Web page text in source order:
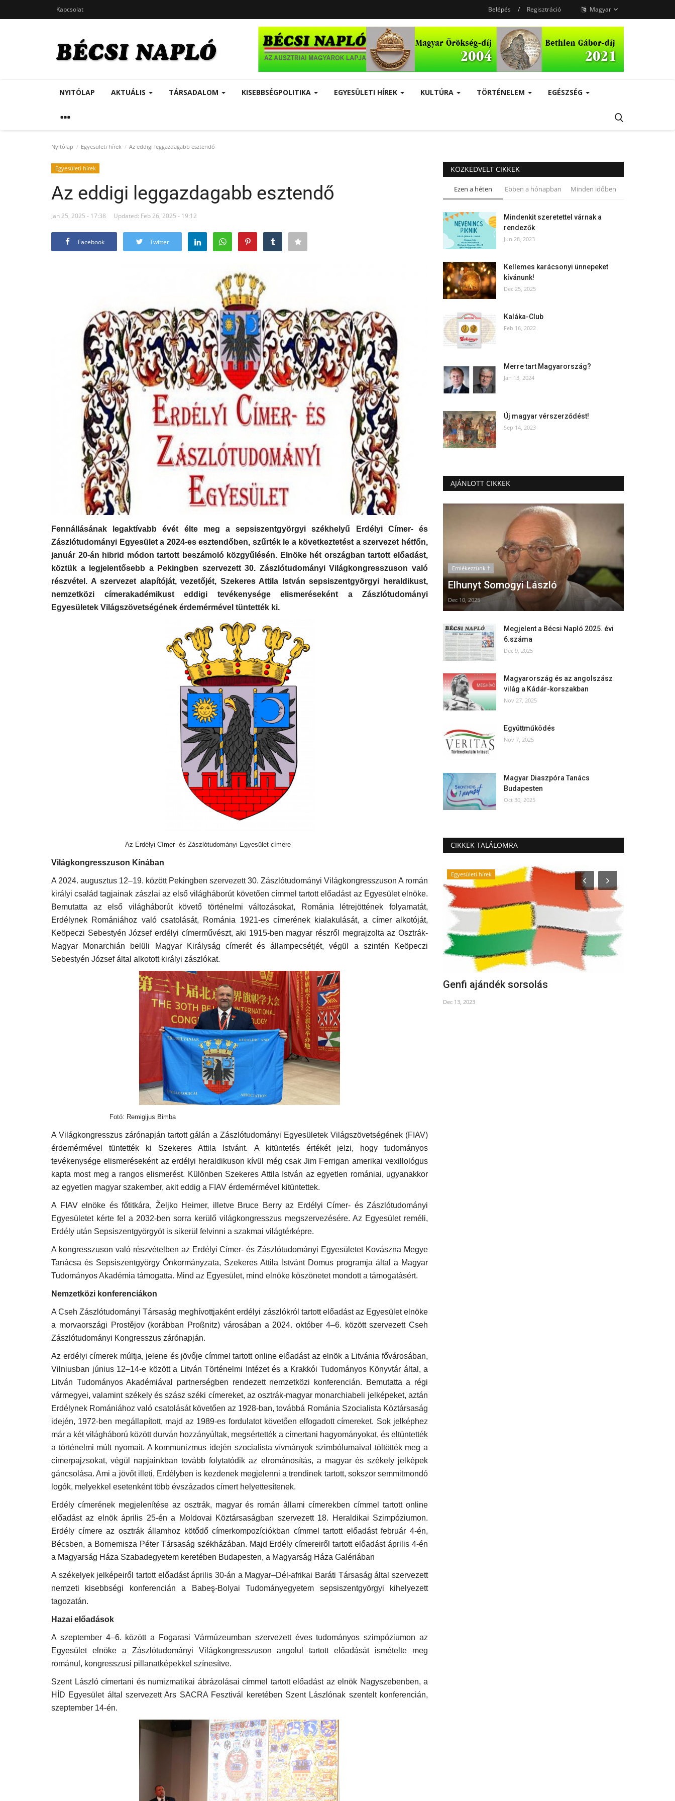
Kapcsolat Belépés / Regisztráció Magyar
NYITÓLAP AKTUÁLIS TÁRSADALOM KISEBBSÉGPOLITIKA EGYESÜLETI HÍREK KULTÚRA TÖRTÉNELEM EGÉSZSÉG
Nyitólap Egyesületi hírek Az eddigi leggazdagabb esztendő
Egyesületi hírek
Az eddigi leggazdagabb esztendő
Jan 25, 2025 - 17:38 Updated: Feb 26, 2025 - 19:12
Facebook Twitter
Fennállásának legaktívabb évét élte meg a sepsiszentgyörgyi székhelyű Erdélyi Címer- és
Zászlótudományi Egyesület a 2024-es esztendőben, szűrték le a következtetést a szervezet hétfőn,
január 20-án hibrid módon tartott beszámoló közgyűlésén. Elnöke hét országban tartott előadást,
köztük a legjelentősebb a Pekingben szervezett 30. Zászlótudományi Világkongresszuson való
részvétel. A szervezet alapítóját, vezetőjét, Szekeres Attila István sepsiszentgyörgyi heraldikust,
nemzetközi címerakadémikust eddigi tevékenysége elismeréseként a Zászlótudományi
Egyesületek Világszövetségének érdemérmével tüntették ki.
Az Erdélyi Címer- és Zászlótudományi Egyesület címere
Világkongresszuson Kínában
A 2024. augusztus 12–19. között Pekingben szervezett 30. Zászlótudományi Világkongresszuson A román
királyi család tagjainak zászlai az első világháborút követően címmel tartott előadást az Egyesület elnöke.
Bemutatta az első világháborút követő történelmi változásokat, Románia létrejöttének folyamatát,
Erdélynek Romániához való csatolását, Románia 1921-es címerének kialakulását, a címer alkotóját,
Keöpeczi Sebestyén József erdélyi címerművészt, aki 1915-ben magyar részről megrajzolta az Osztrák-
Magyar Monarchián belüli Magyar Királyság címerét és állampecsétjét, végül a szintén Keöpeczi
Sebestyén József által alkotott királyi zászlókat.
Fotó: Remigijus Bimba
A Világkongresszus zárónapján tartott gálán a Zászlótudományi Egyesületek Világszövetségének (FIAV)
érdemérmével tüntették ki Szekeres Attila Istvánt. A kitüntetés értékét jelzi, hogy tudományos
tevékenysége elismeréseként az erdélyi heraldikuson kívül még csak Jim Ferrigan amerikai vexillológus
kapta most meg a rangos elismerést. Különben Szekeres Attila István az egyetlen romániai, ugyanakkor
az egyetlen magyar szakember, akit eddig a FIAV érdemérmével kitüntettek.
A FIAV elnöke és főtitkára, Željko Heimer, illetve Bruce Berry az Erdélyi Címer- és Zászlótudományi
Egyesületet kérte fel a 2032-ben sorra kerülő világkongresszus megszervezésére. Az Egyesület reméli,
Erdély után Sepsiszentgyörgyöt is sikerül felvinni a szakmai világtérképre.
A kongresszuson való részvételben az Erdélyi Címer- és Zászlótudományi Egyesületet Kovászna Megye
Tanácsa és Sepsiszentgyörgy Önkormányzata, Szekeres Attila Istvánt Domus programja által a Magyar
Tudományos Akadémia támogatta. Mind az Egyesület, mind elnöke köszönetet mondott a támogatásért.
Nemzetközi konferenciákon
A Cseh Zászlótudományi Társaság meghívottjaként erdélyi zászlókról tartott előadást az Egyesület elnöke
a morvaországi Prostějov (korábban Proßnitz) városában a 2024. október 4–6. között szervezett Cseh
Zászlótudományi Kongresszus zárónapján.
Az erdélyi címerek múltja, jelene és jövője címmel tartott online előadást az elnök a Litvánia fővárosában,
Vilniusban június 12–14-e között a Litván Történelmi Intézet és a Krakkói Tudományos Könyvtár által, a
Litván Tudományos Akadémiával partnerségben rendezett nemzetközi konferencián. Bemutatta a régi
vármegyei, valamint székely és szász széki címereket, az osztrák-magyar monarchiabeli jelképeket, aztán
Erdélynek Romániához való csatolását követően az 1928-ban, továbbá Románia Szocialista Köztársaság
idején, 1972-ben megállapított, majd az 1989-es fordulatot követően elfogadott címereket. Sok jelképhez
már a két világháború között durván hozzányúltak, megsértették a címertani hagyományokat, és eltüntették
a történelmi múlt nyomait. A kommunizmus idején szocialista vívmányok szimbólumaival töltötték meg a
címerpajzsokat, végül napjainkban tovább folytatódik az elrománosítás, a magyar és székely jelképek
gáncsolása. Ami a jövőt illeti, Erdélyben is kezdenek megjelenni a trendinek tartott, sokszor semmitmondó
logók, melyekkel esetenként több évszázados címert helyettesítenek.
Erdély címerének megjelenítése az osztrák, magyar és román állami címerekben címmel tartott online
előadást az elnök április 25-én a Moldovai Köztársaságban szervezett 18. Heraldikai Szimpóziumon.
Erdély címere az osztrák államhoz kötődő címerkompozíciókban címmel tartott előadást február 4-én,
Bécsben, a Bornemisza Péter Társaság székházában. Majd Erdély címereiről tartott előadást április 4-én
a Magyarság Háza Szabadegyetem keretében Budapesten, a Magyarság Háza Galériában
A székelyek jelképeiről tartott előadást április 30-án a Magyar–Dél-afrikai Baráti Társaság által szervezett
nemzeti kisebbségi konferencián a Babeş-Bolyai Tudományegyetem sepsiszentgyörgyi kihelyezett
tagozatán.
Hazai előadások
A szeptember 4–6. között a Fogarasi Vármúzeumban szervezett éves tudományos szimpóziumon az
Egyesület elnöke a Zászlótudományi Világkongresszuson angolul tartott előadását ismételte meg
románul, kongresszusi pillanatképekkel színesítve.
Szent László címertani és numizmatikai ábrázolásai címmel tartott előadást az elnök Nagyszebenben, a
HÍD Egyesület által szervezett Ars SACRA Fesztivál keretében Szent Lászlónak szentelt konferencián,
szeptember 14-én.
KÖZKEDVELT CIKKEK
Ezen a héten Ebben a hónapban Minden időben
Mindenkit szeretettel várnak a
rendezők
Jun 28, 2023
Kellemes karácsonyi ünnepeket
kívánunk!
Dec 25, 2025
Kaláka-Club
Feb 16, 2022
Merre tart Magyarország?
Jan 13, 2024
Új magyar vérszerződést!
Sep 14, 2023
AJÁNLOTT CIKKEK
Emlékezzünk †
Elhunyt Somogyi László
Dec 10, 2025
Megjelent a Bécsi Napló 2025. évi
6.száma
Dec 9, 2025
Magyarország és az angolszász
világ a Kádár-korszakban
Nov 27, 2025
Együttműködés
Nov 7, 2025
Magyar Diaszpóra Tanács
Budapesten
Oct 30, 2025
CIKKEK TALÁLOMRA
„Vegyes felvágott” A gátak válsága
Dec 29, 2023
Egyesületi hírek
Genfi ajándék sorsolás
Dec 13, 2023